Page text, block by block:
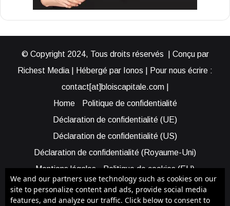
© Copyright 2024, Tous droits réservés | Conçu par
Richest Media | Hébergé par Ionos | Pour nous écrire :
contact[at]bloiscapitale.com |
Home
Politique de confidentialité
Déclaration de confidentialité (UE)
Déclaration de confidentialité (US)
Déclaration de confidentialité (Royaume-Uni)
Mentions légales
Politique de cookies (EU)
Cookie Policy (AUS)
Cookie Policy (US)
Qui sommes-nous ?
Participer à Blois Capitale
We and our partners use technology such as cookies on our
site to personalize content and ads, provide social media
features, and analyze our traffic. Click below to consent to